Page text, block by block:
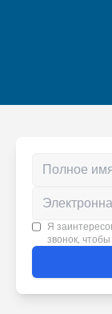
Enter your
Я
звонок,